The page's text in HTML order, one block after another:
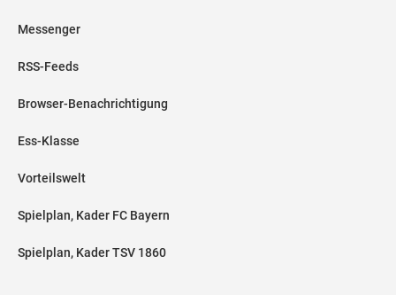
Messenger
RSS-Feeds
Browser-Benachrichtigung
Ess-Klasse
Vorteilswelt
Spielplan, Kader FC Bayern
Spielplan, Kader TSV 1860